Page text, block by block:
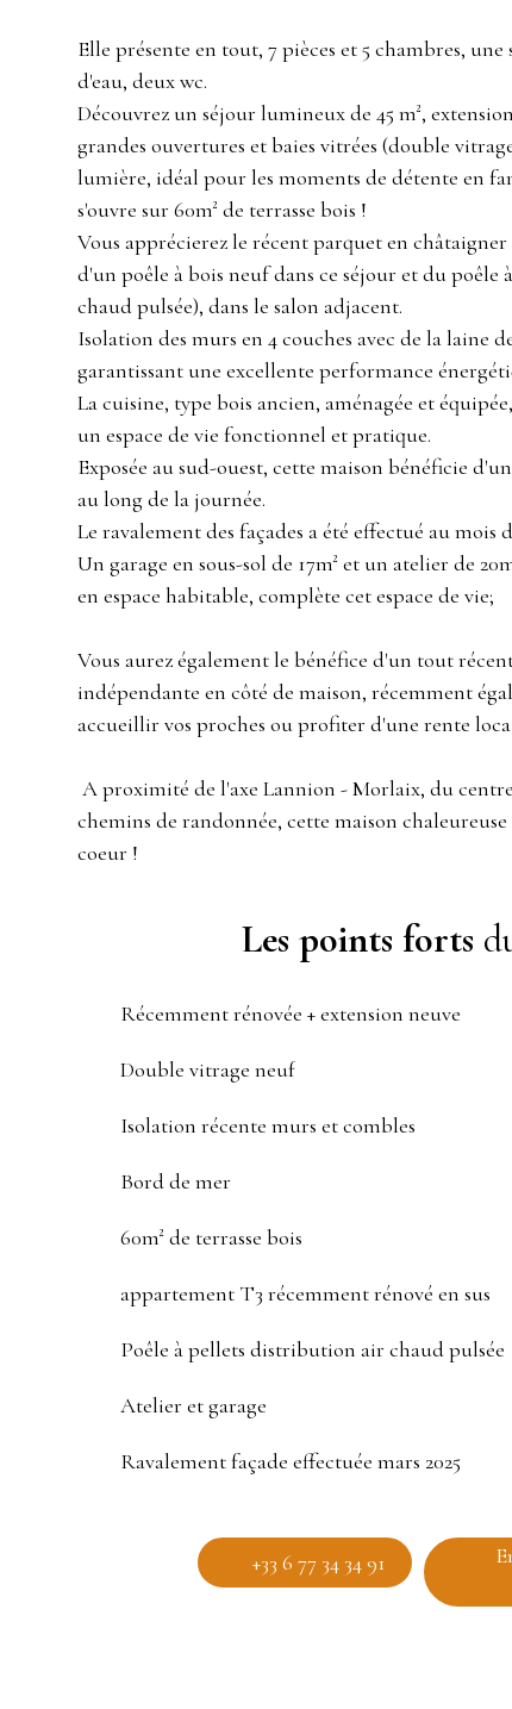
Elle présente en tout, 7 pièces et 5 chambres,
d'eau, deux wc.
Découvrez un séjour lumineux de 45 m²,
grandes ouvertures et baies vitrées (double
lumière, idéal pour les moments de détente en
s'ouvre sur 60m² de terrasse bois !
Vous apprécierez le récent parquet en
d'un poêle à bois neuf dans ce séjour et du
chaud pulsée), dans le salon adjacent.
Isolation des murs en 4 couches avec de la laine
garantissant une excellente performance
La cuisine, type bois ancien, aménagée et
un espace de vie fonctionnel et pratique.
Exposée au sud-ouest, cette maison bénéficie
au long de la journée.
Le ravalement des façades a été effectué au mois
Un garage en sous-sol de 17m² et un atelier de
en espace habitable, complète cet espace de vie;
Vous aurez également le bénéfice d'un tout
indépendante en côté de maison, récemment
accueillir vos proches ou profiter d'une rente
A proximité de l'axe Lannion - Morlaix, du
chemins de randonnée, cette maison
coeur !
Les points forts
Récemment rénovée + extension neuve
Double vitrage neuf
Isolation récente murs et combles
Bord de mer
60m² de terrasse bois
appartement T3 récemment rénové en sus
Poêle à pellets distribution air chaud pulsée
Atelier et garage
Ravalement façade effectuée mars 2025
+33 6 77 34 34 91